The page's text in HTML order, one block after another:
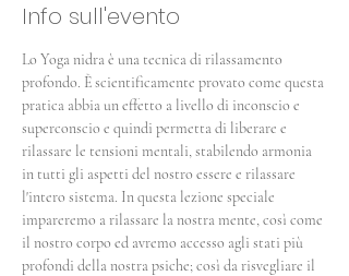
Info sull'evento
Lo Yoga nidra è una tecnica di rilassamento
profondo. È scientificamente provato come questa
pratica abbia un effetto a livello di inconscio e
superconscio e quindi permetta di liberare e
rilassare le tensioni mentali, stabilendo armonia
in tutti gli aspetti del nostro essere e rilassare
l'intero sistema. In questa lezione speciale
impareremo a rilassare la nostra mente, così come
il nostro corpo ed avremo accesso agli stati più
profondi della nostra psiche; così da risvegliare il